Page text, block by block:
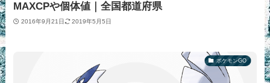
MAXCPや個体値｜全国都道府県
2016年9月21日 2019年5月5日
ポケモンGO